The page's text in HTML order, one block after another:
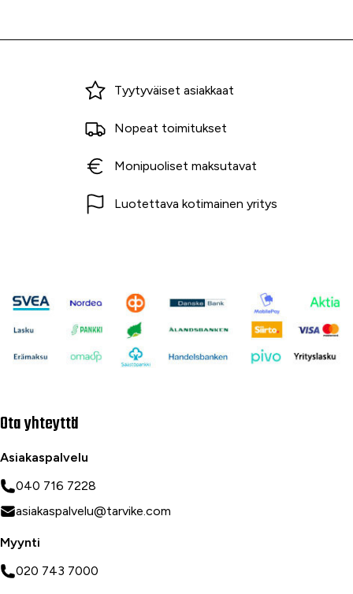
Miksi ostaa Tarvikekeskuksesta?
Tyytyväiset asiakkaat
Nopeat toimitukset
Monipuoliset maksutavat
Luotettava kotimainen yritys
Ota yhteyttä
Asiakaspalvelu
040 716 7228
asiakaspalvelu@tarvike.com
Myynti
020 743 7000